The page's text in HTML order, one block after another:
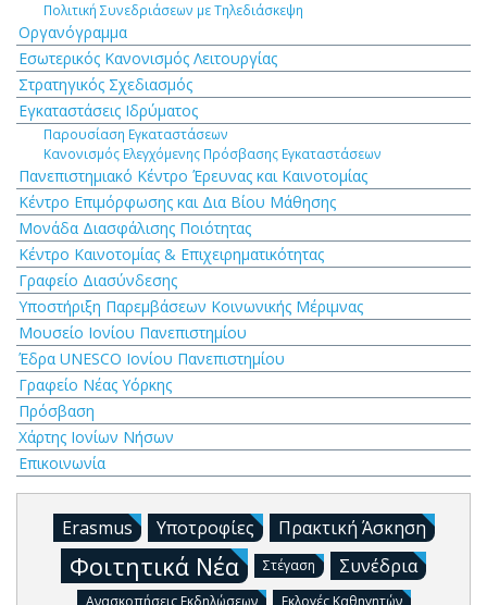
Πολιτική Συνεδριάσεων με Τηλεδιάσκεψη
Οργανόγραμμα
Εσωτερικός Κανονισμός Λειτουργίας
Στρατηγικός Σχεδιασμός
Εγκαταστάσεις Ιδρύματος
Παρουσίαση Εγκαταστάσεων
Κανονισμός Ελεγχόμενης Πρόσβασης Εγκαταστάσεων
Πανεπιστημιακό Κέντρο Έρευνας και Καινοτομίας
Κέντρο Επιμόρφωσης και Δια Βίου Μάθησης
Μονάδα Διασφάλισης Ποιότητας
Κέντρο Καινοτομίας & Επιχειρηματικότητας
Γραφείο Διασύνδεσης
Υποστήριξη Παρεμβάσεων Κοινωνικής Μέριμνας
Μουσείο Ιονίου Πανεπιστημίου
Έδρα UNESCO Ιονίου Πανεπιστημίου
Γραφείο Νέας Υόρκης
Πρόσβαση
Χάρτης Ιονίων Νήσων
Επικοινωνία
Erasmus Υποτροφίες Πρακτική Άσκηση
Φοιτητικά Νέα Στέγαση Συνέδρια
Ανασκοπήσεις Εκδηλώσεων Εκλογές Καθηγητών